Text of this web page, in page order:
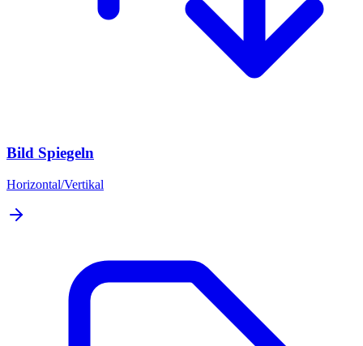
Bild Spiegeln
Horizontal/Vertikal